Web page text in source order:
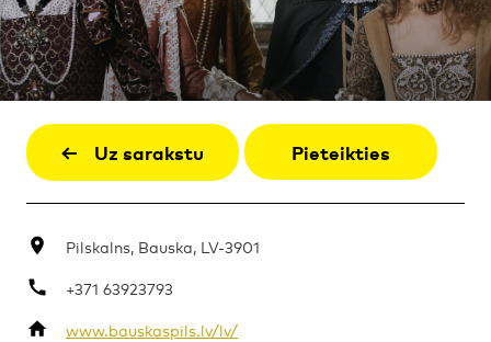
Uz sarakstu Pieteikties
Pilskalns, Bauska, LV-3901
+371 63923793
www.bauskaspils.lv/lv/